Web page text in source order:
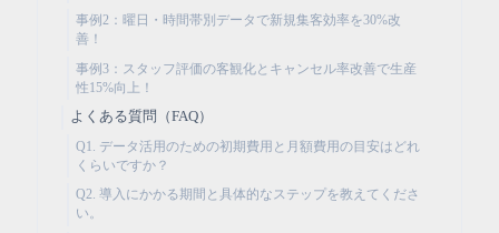
事例2：曜日・時間帯別データで新規集客効率を30%改
善！
事例3：スタッフ評価の客観化とキャンセル率改善で生産
性15%向上！
よくある質問（FAQ）
Q1. データ活用のための初期費用と月額費用の目安はどれ
くらいですか？
Q2. 導入にかかる期間と具体的なステップを教えてくださ
い。